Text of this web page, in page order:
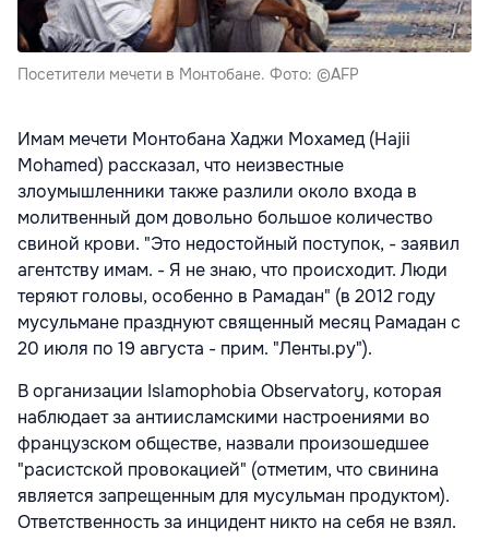
Посетители мечети в Монтобане. Фото: ©AFP
Имам мечети Монтобана Хаджи Мохамед (Hajii
Mohamed) рассказал, что неизвестные
злоумышленники также разлили около входа в
молитвенный дом довольно большое количество
свиной крови. "Это недостойный поступок, - заявил
агентству имам. - Я не знаю, что происходит. Люди
теряют головы, особенно в Рамадан" (в 2012 году
мусульмане празднуют священный месяц Рамадан с
20 июля по 19 августа - прим. "Ленты.ру").
В организации Islamophobia Observatory, которая
наблюдает за антиисламскими настроениями во
французском обществе, назвали произошедшее
"расистской провокацией" (отметим, что свинина
является запрещенным для мусульман продуктом).
Ответственность за инцидент никто на себя не взял.